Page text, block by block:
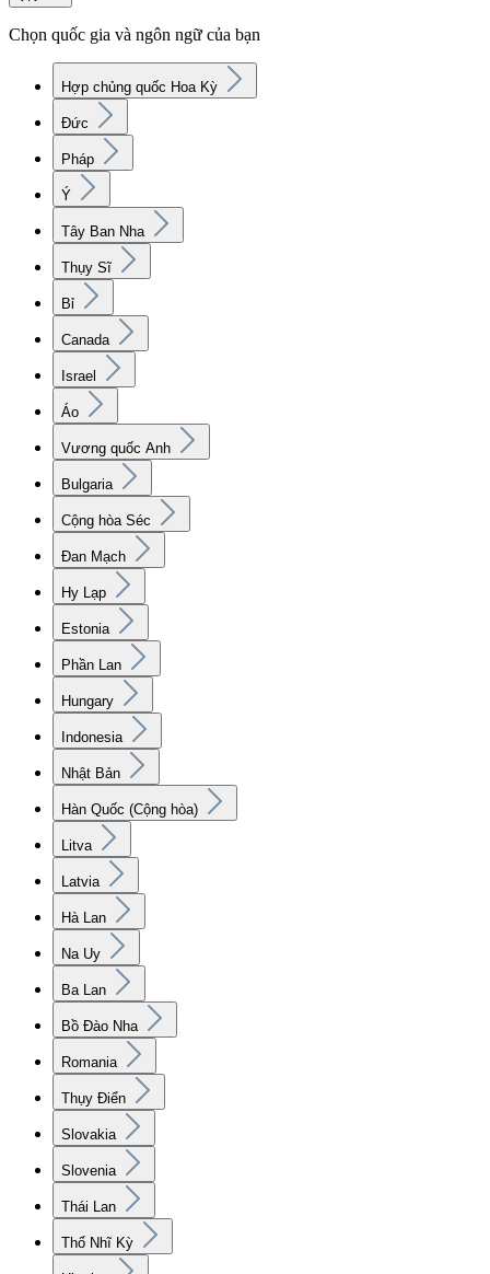
Chọn quốc gia và ngôn ngữ của bạn
Hợp chủng quốc Hoa Kỳ
Đức
Pháp
Ý
Tây Ban Nha
Thụy Sĩ
Bỉ
Canada
Israel
Áo
Vương quốc Anh
Bulgaria
Cộng hòa Séc
Đan Mạch
Hy Lạp
Estonia
Phần Lan
Hungary
Indonesia
Nhật Bản
Hàn Quốc (Cộng hòa)
Litva
Latvia
Hà Lan
Na Uy
Ba Lan
Bồ Đào Nha
Romania
Thụy Điển
Slovakia
Slovenia
Thái Lan
Thổ Nhĩ Kỳ